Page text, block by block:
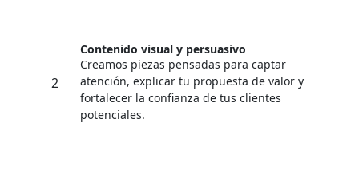
2
Contenido visual y persuasivo
Creamos piezas pensadas para captar
atención, explicar tu propuesta de valor y
fortalecer la confianza de tus clientes
potenciales.